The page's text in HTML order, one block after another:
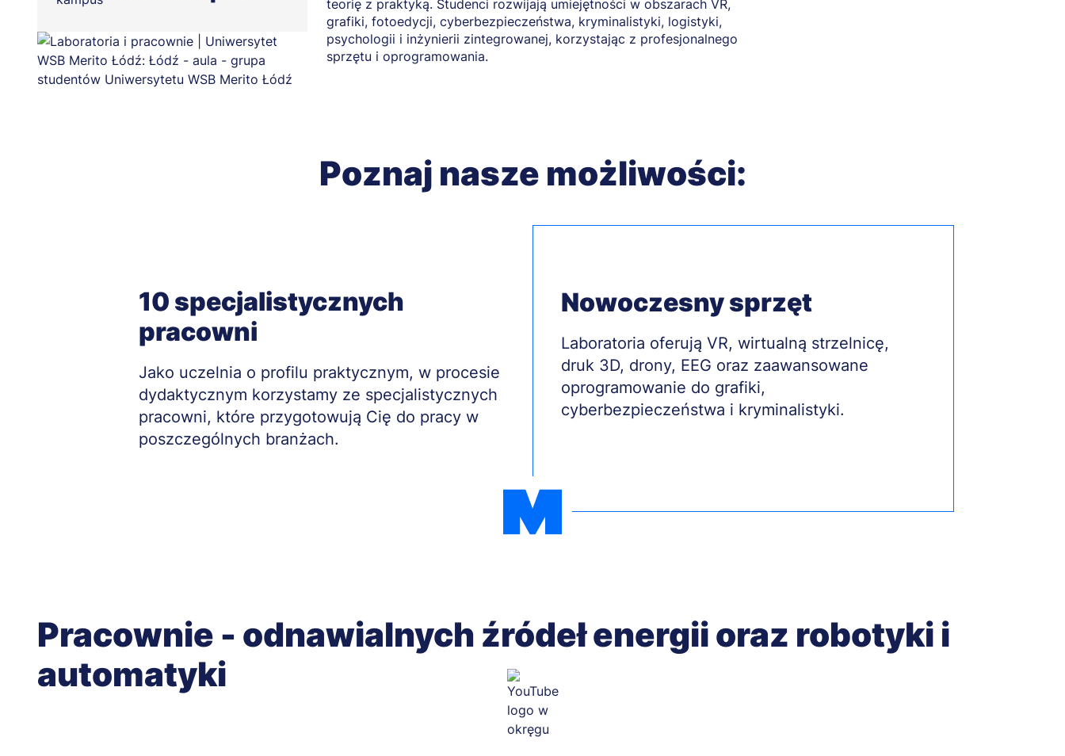
teorię z praktyką. Studenci rozwijają umiejętności w obszarach VR,
grafiki, fotoedycji, cyberbezpieczeństwa, kryminalistyki, logistyki,
psychologii i inżynierii zintegrowanej, korzystając z profesjonalnego
sprzętu i oprogramowania.
Poznaj nasze możliwości:
10 specjalistycznych
pracowni
Treść
Jako uczelnia o profilu praktycznym, w procesie
dydaktycznym korzystamy ze specjalistycznych
pracowni, które przygotowują Cię do pracy w
poszczególnych branżach.
Nowoczesny sprzęt
Treść
Laboratoria oferują VR, wirtualną strzelnicę,
druk 3D, drony, EEG oraz zaawansowane
oprogramowanie do grafiki,
cyberbezpieczeństwa i kryminalistyki.
Pracownie - odnawialnych źródeł energii oraz robotyki i
automatyki